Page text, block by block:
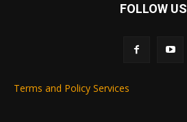
FOLLOW US
Terms and Policy Services